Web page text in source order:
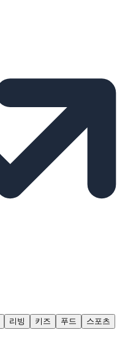
리빙 키즈 푸드
스포츠